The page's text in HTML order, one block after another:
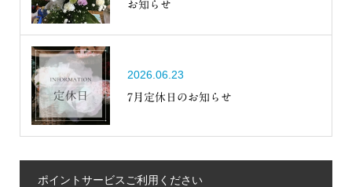
お知らせ
2026.06.23
7月定休日のお知らせ
ポイントサービスご利用ください